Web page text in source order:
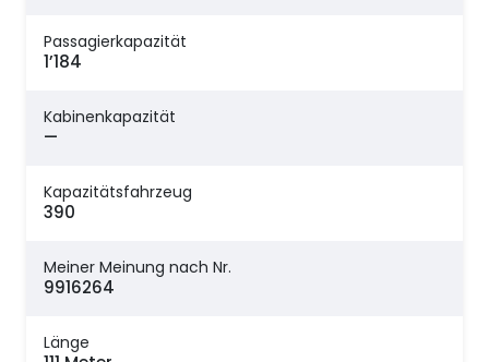
Passagierkapazität
1’184
Kabinenkapazität
—
Kapazitätsfahrzeug
390
Meiner Meinung nach Nr.
9916264
Länge